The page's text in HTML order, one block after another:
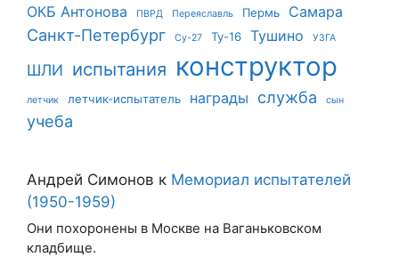
ОКБ Антонова ПВРД Переяславль Пермь Самара
Санкт-Петербург Су-27 Ту-16 Тушино УЗГА
ШЛИ испытания конструктор
летчик летчик-испытатель награды служба сын
учеба
Андрей Симонов к Мемориал испытателей
(1950-1959)
Они похоронены в Москве на Ваганьковском
кладбище.